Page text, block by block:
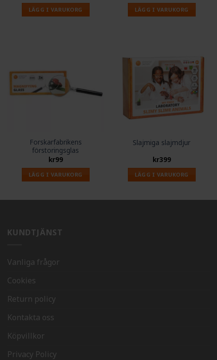
LÄGG I VARUKORG LÄGG I VARUKORG
Forskarfabrikens
förstoringsglas
kr99
LÄGG I VARUKORG
Slajmiga slajmdjur
kr399
LÄGG I VARUKORG
KUNDTJÄNST
Vanliga frågor
Cookies
Return policy
Kontakta oss
Köpvillkor
Privacy Policy